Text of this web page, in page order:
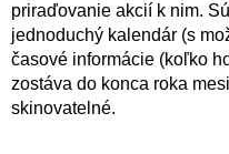
priraďovanie akcií k nim.
jednoduchý kalendár (s
časové informácie (koľko
zostáva do konca roka
skinovatelné.